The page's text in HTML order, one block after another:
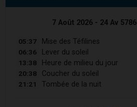
7 Août 2026 - 24 Av 5786
05:37 Mise des Téfilines
06:36 Lever du soleil
13:38 Heure de milieu du jour
20:38 Coucher du soleil
21:21 Tombée de la nuit